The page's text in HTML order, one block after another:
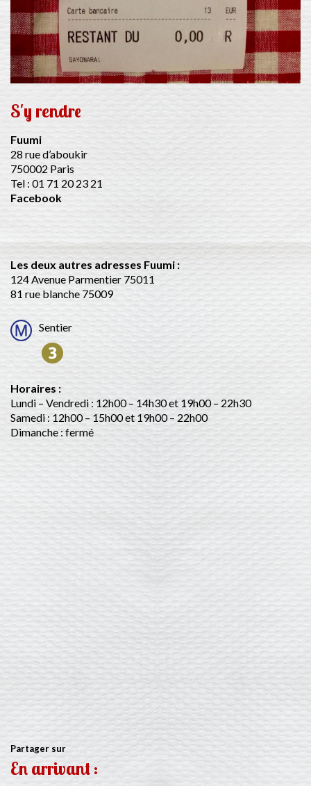
S'y rendre
Fuumi
28 rue d’aboukir
750002 Paris
Tel : 01 71 20 23 21
Facebook
Les deux autres adresses Fuumi :
124 Avenue Parmentier 75011
81 rue blanche 75009
Sentier
Horaires :
Lundi – Vendredi : 12h00 – 14h30 et 19h00 – 22h30
Samedi : 12h00 – 15h00 et 19h00 – 22h00
Dimanche : fermé
Partager sur
En arrivant :